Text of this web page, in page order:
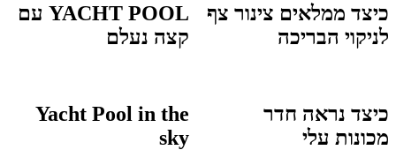
כיצד ממלאים צינור צף
לניקוי הבריכה
YACHT POOL עם
קצה נעלם
כיצד נראה חדר
מכונות עלי
Yacht Pool in the
sky